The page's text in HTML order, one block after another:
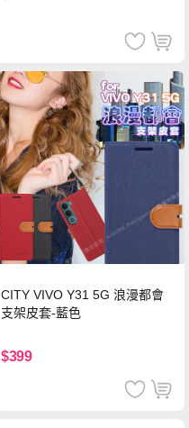
CITY VIVO Y31 5G 浪漫都會
支架皮套-藍色
$399